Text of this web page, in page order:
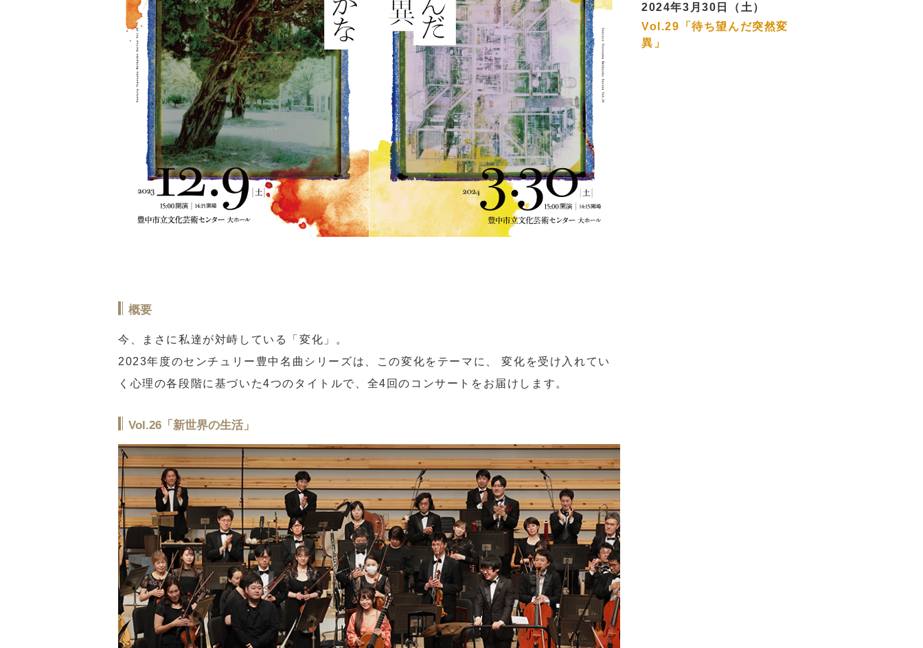
概要
今、まさに私達が対峙している「変化」。
2023年度のセンチュリー豊中名曲シリーズは、この変化をテーマに、 変化を受け入れてい
く心理の各段階に基づいた4つのタイトルで、全4回のコンサートをお届けします。
Vol.26「新世界の生活」
2024年3月30日（土）
Vol.29「待ち望んだ突然変
異」